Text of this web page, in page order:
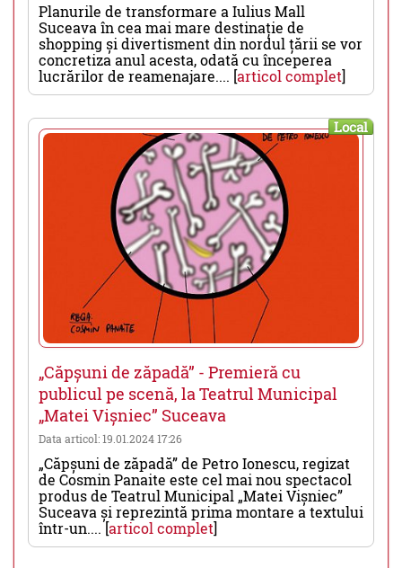
Planurile de transformare a Iulius Mall
Suceava în cea mai mare destinație de
shopping și divertisment din nordul țării se vor
concretiza anul acesta, odată cu începerea
lucrărilor de reamenajare.... [articol complet]
Local
„Căpșuni de zăpadă” - Premieră cu
publicul pe scenă, la Teatrul Municipal
„Matei Vișniec” Suceava
Data articol: 19.01.2024 17:26
„Căpșuni de zăpadă” de Petro Ionescu, regizat
de Cosmin Panaite este cel mai nou spectacol
produs de Teatrul Municipal „Matei Vișniec”
Suceava și reprezintă prima montare a textului
într-un.... [articol complet]